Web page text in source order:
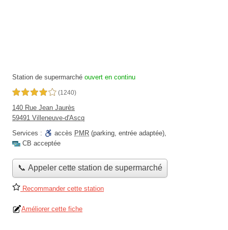
Station de supermarché ouvert en continu
4,0 étoiles sur 5 (1240)
140 Rue Jean Jaurès
59491 Villeneuve-d'Ascq
Services :
accès PMR (parking, entrée adaptée),
CB acceptée
📞 Appeler cette station de supermarché
Recommander cette station
Améliorer cette fiche